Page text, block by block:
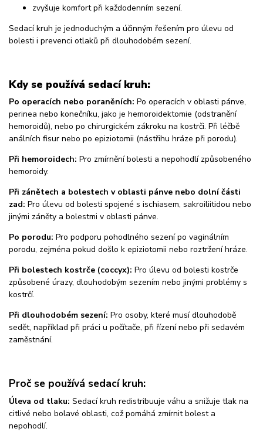
zvyšuje komfort při každodenním sezení.
Sedací kruh je jednoduchým a účinným řešením pro úlevu od
bolesti i prevenci otlaků při dlouhodobém sezení.
Kdy se používá sedací kruh:
Po operacích nebo poraněních: Po operacích v oblasti pánve,
perinea nebo konečníku, jako je hemoroidektomie (odstranění
hemoroidů), nebo po chirurgickém zákroku na kostrči. Při léčbě
análních fisur nebo po epiziotomii (nástřihu hráze při porodu).
Při hemoroidech: Pro zmírnění bolesti a nepohodlí způsobeného
hemoroidy.
Při zánětech a bolestech v oblasti pánve nebo dolní části
zad: Pro úlevu od bolesti spojené s ischiasem, sakroiliitidou nebo
jinými záněty a bolestmi v oblasti pánve.
Po porodu: Pro podporu pohodlného sezení po vaginálním
porodu, zejména pokud došlo k epiziotomii nebo roztržení hráze.
Při bolestech kostrče (coccyx): Pro úlevu od bolesti kostrče
způsobené úrazy, dlouhodobým sezením nebo jinými problémy s
kostrčí.
Při dlouhodobém sezení: Pro osoby, které musí dlouhodobě
sedět, například při práci u počítače, při řízení nebo při sedavém
zaměstnání.
Proč se používá sedací kruh:
Úleva od tlaku: Sedací kruh redistribuuje váhu a snižuje tlak na
citlivé nebo bolavé oblasti, což pomáhá zmírnit bolest a
nepohodlí.